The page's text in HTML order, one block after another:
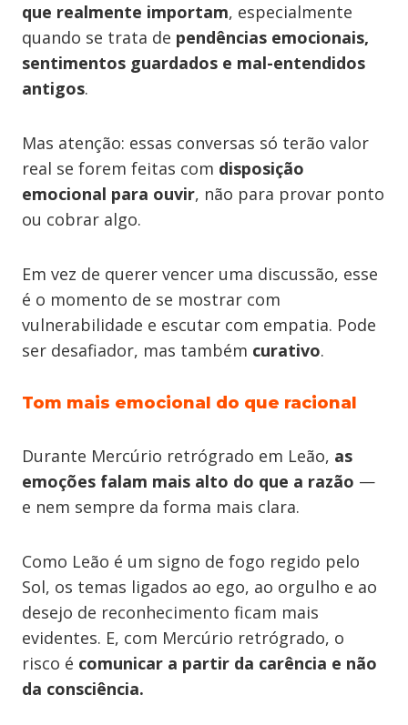
que realmente importam, especialmente
quando se trata de pendências emocionais,
sentimentos guardados e mal-entendidos
antigos.
Mas atenção: essas conversas só terão valor
real se forem feitas com disposição
emocional para ouvir, não para provar ponto
ou cobrar algo.
Em vez de querer vencer uma discussão, esse
é o momento de se mostrar com
vulnerabilidade e escutar com empatia. Pode
ser desafiador, mas também curativo.
Tom mais emocional do que racional
Durante Mercúrio retrógrado em Leão, as
emoções falam mais alto do que a razão —
e nem sempre da forma mais clara.
Como Leão é um signo de fogo regido pelo
Sol, os temas ligados ao ego, ao orgulho e ao
desejo de reconhecimento ficam mais
evidentes. E, com Mercúrio retrógrado, o
risco é comunicar a partir da carência e não
da consciência.